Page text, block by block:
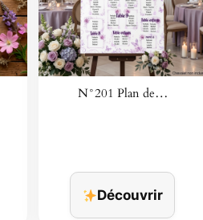
N°201 Plan de…
Découvrir